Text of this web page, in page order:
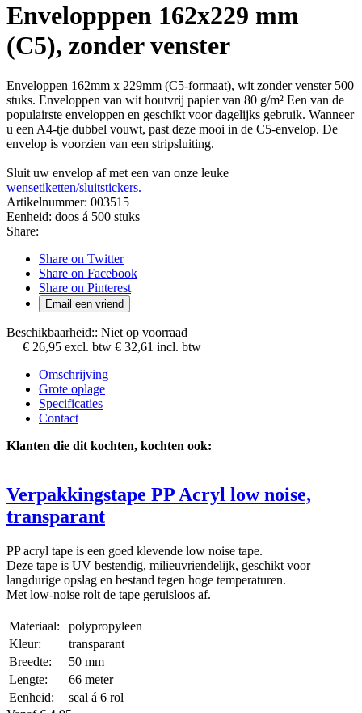
Envelopppen 162x229 mm
(C5), zonder venster
Enveloppen 162mm x 229mm (C5-formaat), wit zonder venster 500
stuks. Enveloppen van wit houtvrij papier van 80 g/m² Een van de
populairste enveloppen en geschikt voor dagelijks gebruik. Wanneer
u een A4-tje dubbel vouwt, past deze mooi in de C5-envelop. De
envelop is voorzien van een stripsluiting.
Sluit uw envelop af met een van onze leuke
wensetiketten/sluitstickers.
Artikelnummer: 003515
Eenheid: doos á 500 stuks
Share:
Share on Twitter
Share on Facebook
Share on Pinterest
Email een vriend
Beschikbaarheid:: Niet op voorraad
€ 26,95 excl. btw € 32,61 incl. btw
Omschrijving
Grote oplage
Specificaties
Contact
Klanten die dit kochten, kochten ook:
Verpakkingstape PP Acryl low noise,
transparant
PP acryl tape is een goed klevende low noise tape.
Deze tape is UV bestendig, milieuvriendelijk, geschikt voor
langdurige opslag en bestand tegen hoge temperaturen.
Met low-noise rolt de tape geruisloos af.
Materiaal:
polypropyleen
Kleur:
transparant
Breedte:
50 mm
Lengte:
66 meter
Eenheid:
seal á 6 rol